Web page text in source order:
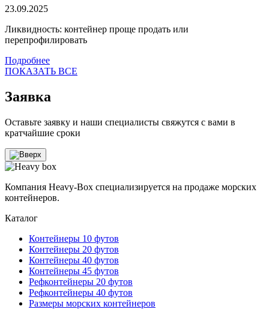
23.09.2025
Ликвидность: контейнер проще продать или
перепрофилировать
Подробнее
ПОКАЗАТЬ ВСЕ
Заявка
Оставьте заявку и наши специалисты свяжутся с вами в
кратчайшие сроки
Компания Heavy-Box специализируется на продаже морских
контейнеров.
Каталог
Контейнеры 10 футов
Контейнеры 20 футов
Контейнеры 40 футов
Контейнеры 45 футов
Рефконтейнеры 20 футов
Рефконтейнеры 40 футов
Размеры морских контейнеров